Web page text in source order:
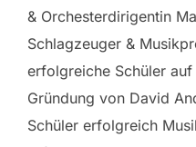
& Orchesterdirigentin
Schlagzeuger &
erfolgreiche Schüler
Gründung von David
Schüler erfolgreich